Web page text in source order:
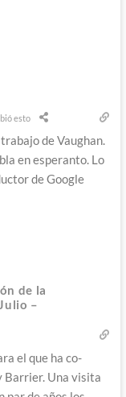
esto
de Vaughan.
en esperanto. Lo
de Google
de la
–
el que ha co-
Barrier. Una visita